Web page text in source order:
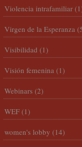
Violencia intrafamiliar
Virgen de la Esperanza
Visibilidad (1)
Visión femenina (1)
Webinars (2)
WEF (1)
women's lobby (14)